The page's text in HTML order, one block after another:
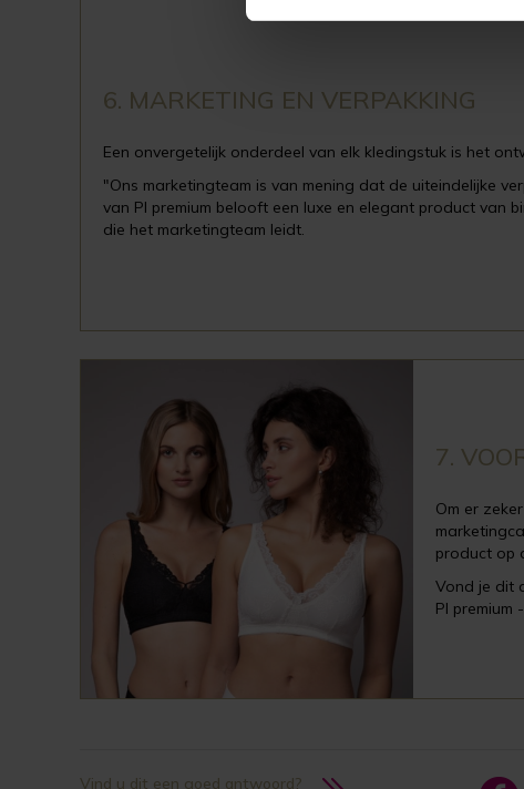
6. MARKETING EN VERPAKKING
Een onvergetelijk onderdeel van elk kledingstuk is het
"Ons marketingteam is van mening dat de uiteindelijke
van PI premium belooft een luxe en elegant product van
die het marketingteam leidt.
7.
Om er
product op
Vond je dit
PI premium
Vind u dit een goed antwoord?